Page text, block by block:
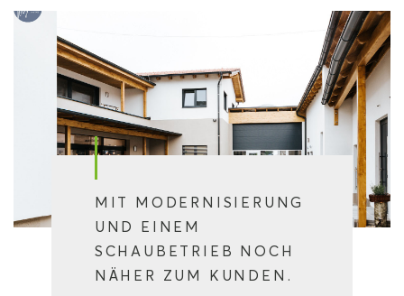
MIT MODERNISIERUNG
UND EINEM
SCHAUBETRIEB NOCH
NÄHER ZUM KUNDEN.